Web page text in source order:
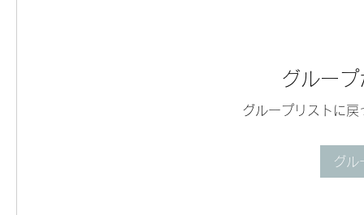
グルー
グループリストに
グル